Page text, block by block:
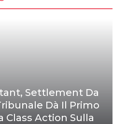
Settlement Da
Dà Il Primo
Class Action Sulla